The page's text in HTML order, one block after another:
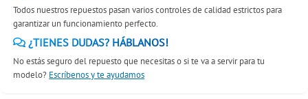
Todos nuestros repuestos pasan varios controles de calidad estrictos para
garantizar un funcionamiento perfecto.
¿TIENES DUDAS? HÁBLANOS!
No estás seguro del repuesto que necesitas o si te va a servir para tu
modelo? Escríbenos y te ayudamos